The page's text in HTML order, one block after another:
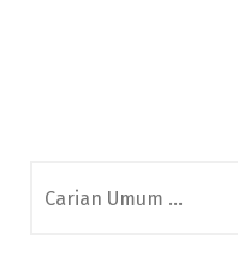
for: